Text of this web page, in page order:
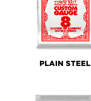
PLAIN STEEL